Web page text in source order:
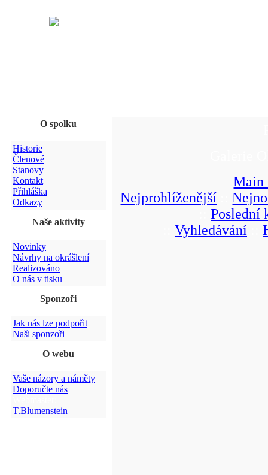
O spolku
Historie
Členové
Stanovy
Kontakt
Přihláška
Odkazy
Naše aktivity
Novinky
Návrhy na okrášlení
Realizováno
O nás v tisku
Sponzoři
Jak nás lze podpořit
Naši sponzoři
O webu
Vaše názory a náměty
Doporučte nás
T.Blumenstein
Main
Nejprohlíženější ::
::Poslední
Vyhledávání